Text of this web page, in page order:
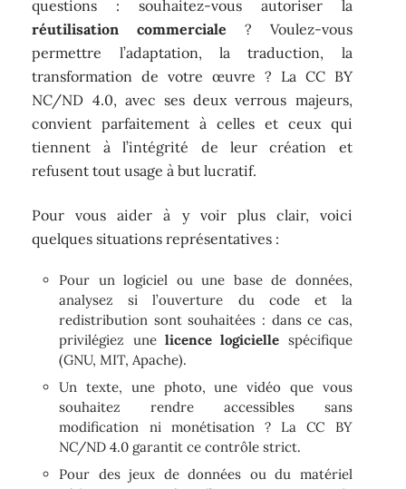
questions : souhaitez-vous autoriser la
réutilisation commerciale ? Voulez-vous
permettre l’adaptation, la traduction, la
transformation de votre œuvre ? La CC BY
NC/ND 4.0, avec ses deux verrous majeurs,
convient parfaitement à celles et ceux qui
tiennent à l’intégrité de leur création et
refusent tout usage à but lucratif.
Pour vous aider à y voir plus clair, voici
quelques situations représentatives :
Pour un logiciel ou une base de données,
analysez si l’ouverture du code et la
redistribution sont souhaitées : dans ce cas,
privilégiez une licence logicielle spécifique
(GNU, MIT, Apache).
Un texte, une photo, une vidéo que vous
souhaitez rendre accessibles sans
modification ni monétisation ? La CC BY
NC/ND 4.0 garantit ce contrôle strict.
Pour des jeux de données ou du matériel